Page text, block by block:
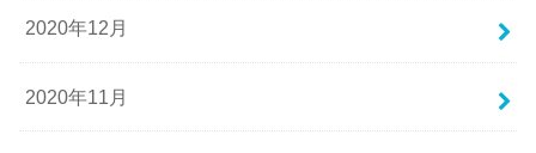
2020年12月
2020年11月